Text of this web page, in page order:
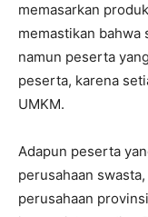
memasarkan
memastikan bahwa
namun peserta
peserta, karena
UMKM.
Adapun peserta
perusahaan
perusahaan